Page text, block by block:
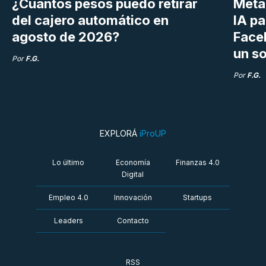
¿Cuántos pesos puedo retirar
del cajero automático en
agosto de 2026?
Por F.G.
IA
un
Por F.G.
EXPLORÁ iProUP
Lo último
Economía
Digital
Finanzas 4.0
Empleo 4.0 Innovación Startups
Leaders Contacto
RSS